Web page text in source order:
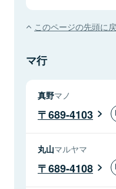
このページの先頭に
マ行
真野マノ
689-4103
丸山マルヤマ
689-4108